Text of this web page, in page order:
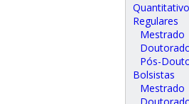
Regulares
Mestrado
Pós-
Bolsistas
Mestrado